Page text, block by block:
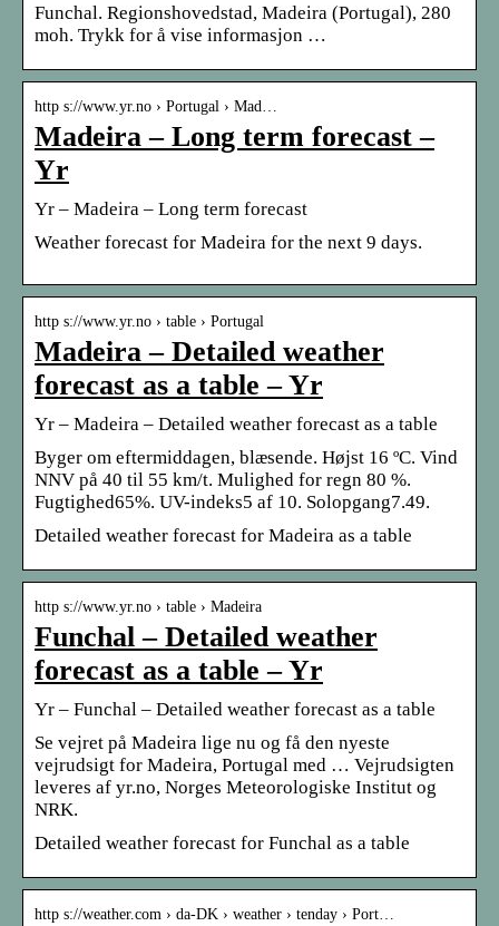
Funchal. Regionshovedstad, Madeira (Portugal), 280
moh. Trykk for å vise informasjon …
http s://www.yr.no › Portugal › Mad…
Madeira – Long term forecast –
Yr
Yr – Madeira – Long term forecast
Weather forecast for Madeira for the next 9 days.
http s://www.yr.no › table › Portugal
Madeira – Detailed weather
forecast as a table – Yr
Yr – Madeira – Detailed weather forecast as a table
Byger om eftermiddagen, blæsende. Højst 16 ºC. Vind
NNV på 40 til 55 km/t. Mulighed for regn 80 %.
Fugtighed65%. UV-indeks5 af 10. Solopgang7.49.
Detailed weather forecast for Madeira as a table
http s://www.yr.no › table › Madeira
Funchal – Detailed weather
forecast as a table – Yr
Yr – Funchal – Detailed weather forecast as a table
Se vejret på Madeira lige nu og få den nyeste
vejrudsigt for Madeira, Portugal med … Vejrudsigten
leveres af yr.no, Norges Meteorologiske Institut og
NRK.
Detailed weather forecast for Funchal as a table
http s://weather.com › da-DK › weather › tenday › Port…